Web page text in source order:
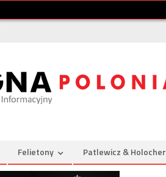
Felietony Patlewicz & Holocher